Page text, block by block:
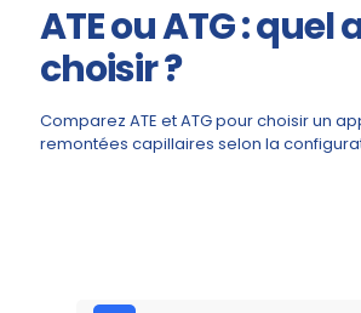
ATE ou ATG :
choisir ?
Comparez ATE et ATG pour choisir un
remontées capillaires selon la